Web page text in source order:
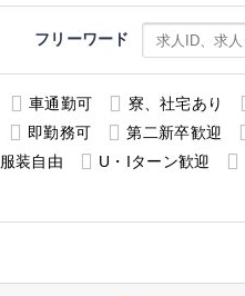
フリーワード
車通勤可 寮、社宅あり
即勤務可 第二新卒歓迎
服装自由 U・Iターン歓迎